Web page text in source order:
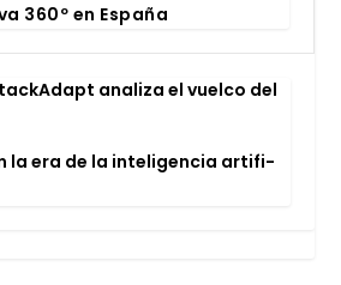
360º en Espa­ña
ana­li­za el vuel­co del
la era de la inte­li­gen­cia arti­fi­